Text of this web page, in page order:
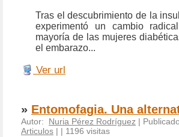
Tras el descubrimiento de la
experimentó un cambio
mayoría de las mujeres
el embarazo...
Ver url
» Entomofagia. Una
Autor: Nuria Pérez Rodríguez |
Articulos | | 1196 visitas